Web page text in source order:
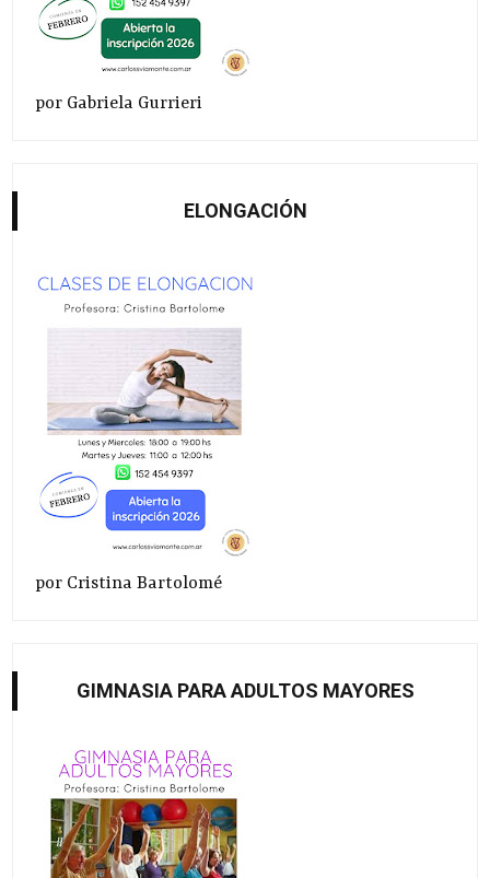
por Gabriela Gurrieri
ELONGACIÓN
por Cristina Bartolomé
GIMNASIA PARA ADULTOS MAYORES